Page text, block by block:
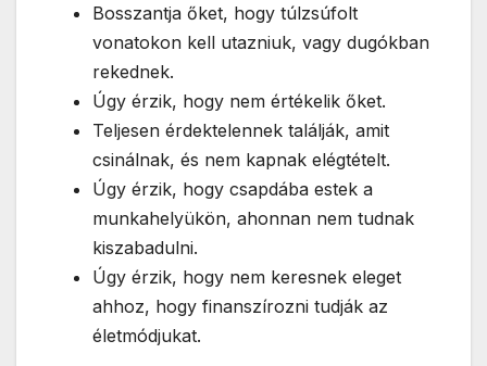
Bosszantja őket, hogy túlzsúfolt
vonatokon kell utazniuk, vagy dugókban
rekednek.
Úgy érzik, hogy nem értékelik őket.
Teljesen érdektelennek találják, amit
csinálnak, és nem kapnak elégtételt.
Úgy érzik, hogy csapdába estek a
munkahelyükön, ahonnan nem tudnak
kiszabadulni.
Úgy érzik, hogy nem keresnek eleget
ahhoz, hogy finanszírozni tudják az
életmódjukat.